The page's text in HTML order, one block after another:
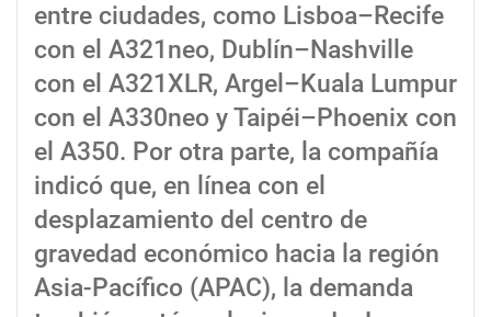
entre ciudades, como Lisboa–Recife
con el A321neo, Dublín–Nashville
con el A321XLR, Argel–Kuala Lumpur
con el A330neo y Taipéi–Phoenix con
el A350. Por otra parte, la compañía
indicó que, en línea con el
desplazamiento del centro de
gravedad económico hacia la región
Asia-Pacífico (APAC), la demanda